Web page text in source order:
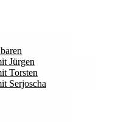
Jürgen
Torsten
Serjoscha